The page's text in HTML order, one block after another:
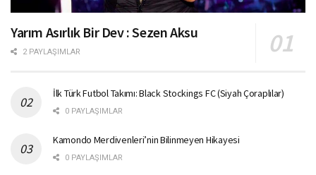
Yarım Asırlık Bir Dev : Sezen Aksu
2 PAYLAŞIMLAR
İlk Türk Futbol Takımı: Black Stockings FC (Siyah Çoraplılar)
0 PAYLAŞIMLAR
Kamondo Merdivenleri’nin Bilinmeyen Hikayesi
0 PAYLAŞIMLAR